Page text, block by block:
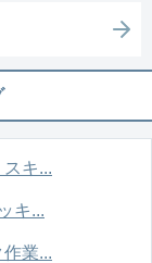
キ...
キ...
業...